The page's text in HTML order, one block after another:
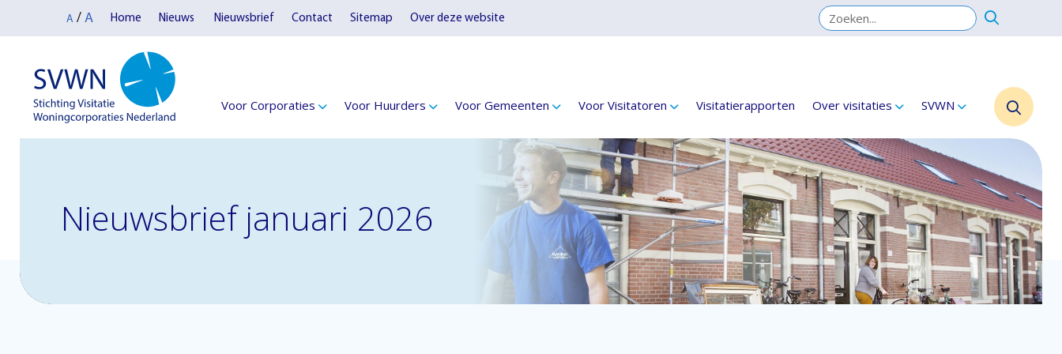
A / A Home Nieuws Nieuwsbrief Contact Sitemap Over deze website
Voor Corporaties Voor Huurders Voor Gemeenten Voor Visitatoren Visitatierapporten Over visitaties SVWN
Nieuwsbrief januari 2026